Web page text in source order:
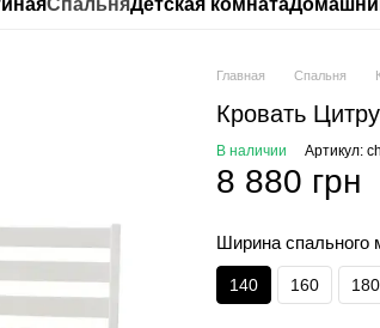
СпальняДетская комната
Главная Спальня
Кровать
В наличии Артикул:
8 880 грн
Ширина спального
140 160 180